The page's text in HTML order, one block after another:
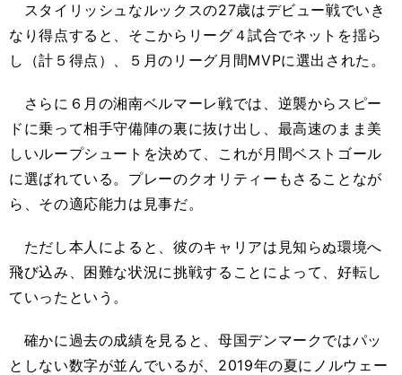
スタイリッシュなルックスの27歳はデビュー戦でいき
なり得点すると、そこからリーグ４試合でネットを揺ら
し（計５得点）、５月のリーグ月間MVPに選出された。
さらに６月の湘南ベルマーレ戦では、逆襲からスピー
ドに乗って相手守備陣の裏に抜け出し、最高速のまま美
しいループシュートを決めて、これが月間ベストゴール
に選ばれている。プレーのクオリティーもさることなが
ら、その適応能力は見事だ。
ただし本人によると、彼のキャリアは見知らぬ環境へ
飛び込み、困難な状況に挑戦することによって、好転し
ていったという。
確かに過去の成績を見ると、母国デンマークではパッ
としない数字が並んでいるが、2019年の夏にノルウェー